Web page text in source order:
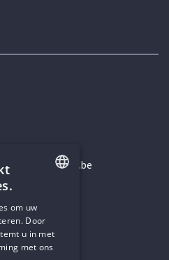
DUTCH
om uw
Door
u in met
met ons